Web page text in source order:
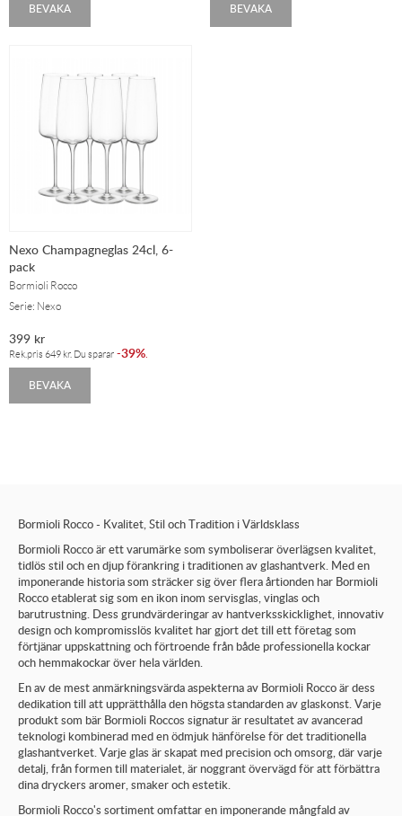
BEVAKA BEVAKA
Nexo Champagneglas 24cl, 6-
pack
Bormioli Rocco
Serie: Nexo
399 kr
Rek.pris 649 kr. Du sparar -39%.
BEVAKA
Bormioli Rocco - Kvalitet, Stil och Tradition i Världsklass
Bormioli Rocco är ett varumärke som symboliserar överlägsen kvalitet,
tidlös stil och en djup förankring i traditionen av glashantverk. Med en
imponerande historia som sträcker sig över flera årtionden har Bormioli
Rocco etablerat sig som en ikon inom servisglas, vinglas och
barutrustning. Dess grundvärderingar av hantverksskicklighet, innovativ
design och kompromisslös kvalitet har gjort det till ett företag som
förtjänar uppskattning och förtroende från både professionella kockar
och hemmakockar över hela världen.
En av de mest anmärkningsvärda aspekterna av Bormioli Rocco är dess
dedikation till att upprätthålla den högsta standarden av glaskonst. Varje
produkt som bär Bormioli Roccos signatur är resultatet av avancerad
teknologi kombinerad med en ödmjuk hänförelse för det traditionella
glashantverket. Varje glas är skapat med precision och omsorg, där varje
detalj, från formen till materialet, är noggrant övervägd för att förbättra
dina dryckers aromer, smaker och estetik.
Bormioli Rocco's sortiment omfattar en imponerande mångfald av